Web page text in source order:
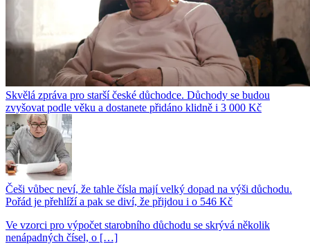
Skvělá zpráva pro starší české důchodce. Důchody se budou
zvyšovat podle věku a dostanete přidáno klidně i 3 000 Kč
Češi vůbec neví, že tahle čísla mají velký dopad na výši důchodu.
Pořád je přehlíží a pak se diví, že přijdou i o 546 Kč
Ve vzorci pro výpočet starobního důchodu se skrývá několik
nenápadných čísel, o […]